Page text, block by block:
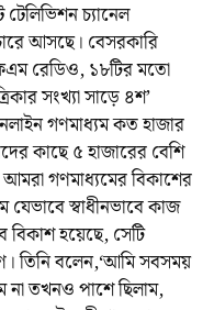
চ্যানেল
আসছে। বেসরকারি
রেডিও, ১৮টির মতো
সংখ্যা সাড়ে ৪শ’
গণমাধ্যম কত হাজার
কাছে ৫ হাজারের বেশি
গণমাধ্যমের বিকাশের
যেভাবে স্বাধীনভাবে কাজ
বিকাশ হয়েছে, সেটি
তিনি বলেন,‘আমি সবসময়
না তখনও পাশে ছিলাম,